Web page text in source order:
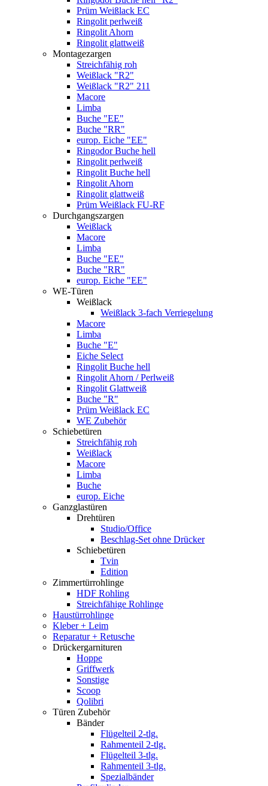
Prüm Weißlack EC
Ringolit perlweiß
Ringolit Ahorn
Ringolit glattweiß
Montagezargen
Streichfähig roh
Weißlack "R2"
Weißlack "R2" 211
Macore
Limba
Buche "EE"
Buche "RR"
europ. Eiche "EE"
Ringodor Buche hell
Ringolit perlweiß
Ringolit Buche hell
Ringolit Ahorn
Ringolit glattweiß
Prüm Weißlack FU-RF
Durchgangszargen
Weißlack
Macore
Limba
Buche "EE"
Buche "RR"
europ. Eiche "EE"
WE-Türen
Weißlack
Weißlack 3-fach Verriegelung
Macore
Limba
Buche "E"
Eiche Select
Ringolit Buche hell
Ringolit Ahorn / Perlweiß
Ringolit Glattweiß
Buche "R"
Prüm Weißlack EC
WE Zubehör
Schiebetüren
Streichfähig roh
Weißlack
Macore
Limba
Buche
europ. Eiche
Ganzglastüren
Drehtüren
Studio/Office
Beschlag-Set ohne Drücker
Schiebetüren
Tvin
Edition
Zimmertürrohlinge
HDF Rohling
Streichfähige Rohlinge
Haustürrohlinge
Kleber + Leim
Reparatur + Retusche
Drückergarnituren
Hoppe
Griffwerk
Sonstige
Scoop
Qolibri
Türen Zubehör
Bänder
Flügelteil 2-tlg.
Rahmenteil 2-tlg.
Flügelteil 3-tlg.
Rahmenteil 3-tlg.
Spezialbänder